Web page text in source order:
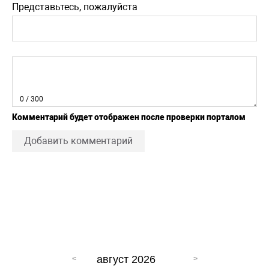
Представьтесь, пожалуйста
0 / 300
Комментарий будет отображен после проверки порталом
Добавить комментарий
август 2026